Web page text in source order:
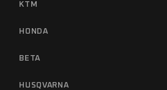
KTM
HONDA
BETA
HUSQVARNA